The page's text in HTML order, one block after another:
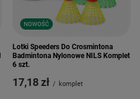
NOWOŚĆ
Lotki Speeders Do Crosmintona
Badmintona Nylonowe NILS Komplet
6 szt.
17,18 zł / komplet